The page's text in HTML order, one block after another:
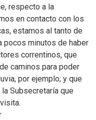
respecto a la
en contacto con los
estamos al tanto de
pocos minutos de haber
correntinos, que
caminos para poder
por ejemplo; y que
Subsecretaría que